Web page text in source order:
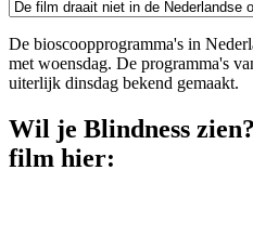
De bioscoopprogramma's in
met woensdag. De programma's
uiterlijk dinsdag bekend gemaakt.
Wil je Blindness
film hier: